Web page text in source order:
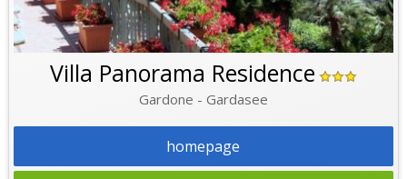
Villa Panorama Residence
Gardone - Gardasee
homepage